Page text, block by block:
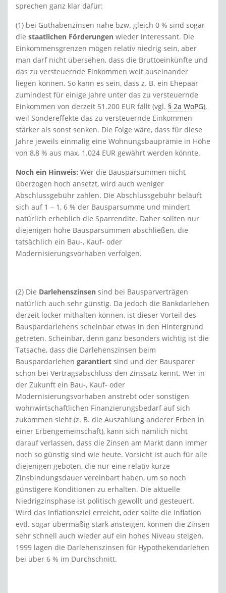
sprechen ganz klar dafür:
(1) bei Guthabenzinsen nahe bzw. gleich 0 % sind sogar
die staatlichen Förderungen wieder interessant. Die
Einkommensgrenzen mögen relativ niedrig sein, aber
man darf nicht übersehen, dass die Bruttoeinkünfte und
das zu versteuernde Einkommen weit auseinander
liegen können. So kann es sein, dass z. B. ein Ehepaar
zumindest für einige Jahre unter das zu versteuernde
Einkommen von derzeit 51.200 EUR fällt (vgl. § 2a WoPG),
weil Sondereffekte das zu versteuernde Einkommen
stärker als sonst senken. Die Folge wäre, dass für diese
Jahre jeweils einmalig eine Wohnungsbauprämie in Höhe
von 8,8 % aus max. 1.024 EUR gewährt werden könnte.
Noch ein Hinweis: Wer die Bausparsummen nicht
überzogen hoch ansetzt, wird auch weniger
Abschlussgebühr zahlen. Die Abschlussgebühr beläuft
sich auf 1 – 1, 6 % der Bausparsumme und mindert
natürlich erheblich die Sparrendite. Daher sollten nur
diejenigen hohe Bausparsummen abschließen, die
tatsächlich ein Bau-, Kauf- oder
Modernisierungsvorhaben verfolgen.
(2) Die Darlehenszinsen sind bei Bausparverträgen
natürlich auch sehr günstig. Da jedoch die Bankdarlehen
derzeit locker mithalten können, ist dieser Vorteil des
Bauspardarlehens scheinbar etwas in den Hintergrund
getreten. Scheinbar, denn ganz besonders wichtig ist die
Tatsache, dass die Darlehenszinsen beim
Bauspardarlehen garantiert sind und der Bausparer
schon bei Vertragsabschluss den Zinssatz kennt. Wer in
der Zukunft ein Bau-, Kauf- oder
Modernisierungsvorhaben anstrebt oder sonstigen
wohnwirtschaftlichen Finanzierungsbedarf auf sich
zukommen sieht (z. B. die Auszahlung anderer Erben in
einer Erbengemeinschaft), kann sich nämlich nicht
darauf verlassen, dass die Zinsen am Markt dann immer
noch so günstig sind wie heute. Vorsicht ist auch für alle
diejenigen geboten, die nur eine relativ kurze
Zinsbindungsdauer vereinbart haben, um so noch
günstigere Konditionen zu erhalten. Die aktuelle
Niedrigzinsphase ist politisch gewollt und gesteuert.
Wird das Inflationsziel erreicht, oder sollte die Inflation
evtl. sogar übermäßig stark ansteigen, können die Zinsen
sehr schnell auch wieder auf ein hohes Niveau steigen.
1999 lagen die Darlehenszinsen für Hypothekendarlehen
bei über 6 % im Durchschnitt.